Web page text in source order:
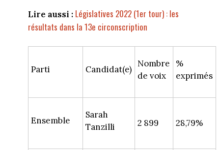
Lire aussi : Législatives 2022 (1er tour) : les
résultats dans la 13e circonscription
Parti Candidat(e)
Nombre
de voix
%
exprimés
Ensemble
Sarah
Tanzilli
2 899 28,79%